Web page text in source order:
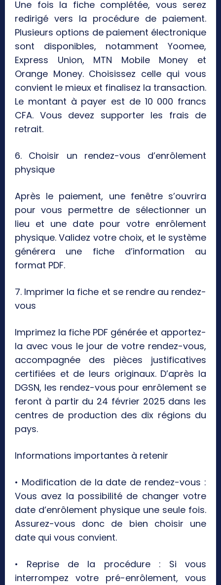
Une fois la fiche complétée, vous serez
redirigé vers la procédure de paiement.
Plusieurs options de paiement électronique
sont disponibles, notamment Yoomee,
Express Union, MTN Mobile Money et
Orange Money. Choisissez celle qui vous
convient le mieux et finalisez la transaction.
Le montant à payer est de 10 000 francs
CFA. Vous devez supporter les frais de
retrait.
6. Choisir un rendez-vous d’enrôlement
physique
Après le paiement, une fenêtre s’ouvrira
pour vous permettre de sélectionner un
lieu et une date pour votre enrôlement
physique. Validez votre choix, et le système
générera une fiche d’information au
format PDF.
7. Imprimer la fiche et se rendre au rendez-
vous
Imprimez la fiche PDF générée et apportez-
la avec vous le jour de votre rendez-vous,
accompagnée des pièces justificatives
certifiées et de leurs originaux. D’après la
DGSN, les rendez-vous pour enrôlement se
feront à partir du 24 février 2025 dans les
centres de production des dix régions du
pays.
Informations importantes à retenir
• Modification de la date de rendez-vous :
Vous avez la possibilité de changer votre
date d’enrôlement physique une seule fois.
Assurez-vous donc de bien choisir une
date qui vous convient.
• Reprise de la procédure : Si vous
interrompez votre pré-enrôlement, vous